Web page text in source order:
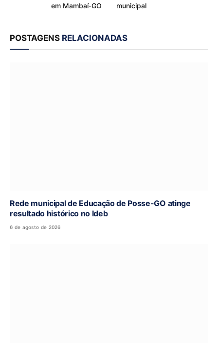
em Mambaí-GO
municipal
POSTAGENS RELACIONADAS
Rede municipal de Educação de Posse-GO atinge
resultado histórico no Ideb
6 de agosto de 2026